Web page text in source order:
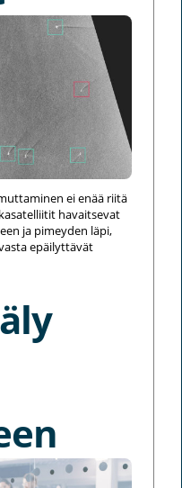
ei enää riitä
havaitsevat
ja pimeyden läpi,
epäilyttävät